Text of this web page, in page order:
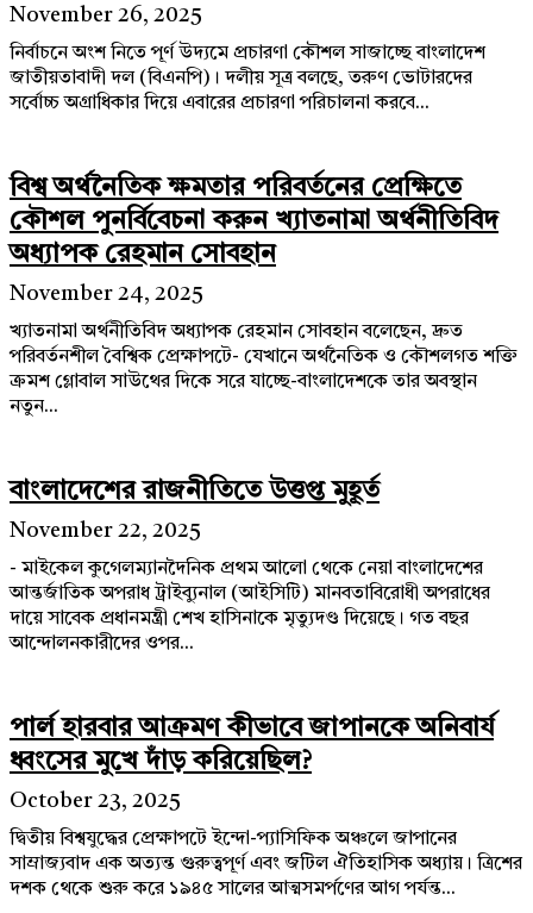
November 26, 2025
নির্বাচনে অংশ নিতে পূর্ণ উদ্যমে প্রচারণা কৌশল সাজাচ্ছে বাংলাদেশ
জাতীয়তাবাদী দল (বিএনপি)। দলীয় সূত্র বলছে, তরুণ ভোটারদের
সর্বোচ্চ অগ্রাধিকার দিয়ে এবারের প্রচারণা পরিচালনা করবে...
বিশ্ব অর্থনৈতিক ক্ষমতার পরিবর্তনের প্রেক্ষিতে
কৌশল পুনর্বিবেচনা করুন খ্যাতনামা অর্থনীতিবিদ
অধ্যাপক রেহমান সোবহান
November 24, 2025
খ্যাতনামা অর্থনীতিবিদ অধ্যাপক রেহমান সোবহান বলেছেন, দ্রুত
পরিবর্তনশীল বৈশ্বিক প্রেক্ষাপটে- যেখানে অর্থনৈতিক ও কৌশলগত শক্তি
ক্রমশ গ্লোবাল সাউথের দিকে সরে যাচ্ছে-বাংলাদেশকে তার অবস্থান
নতুন...
বাংলাদেশের রাজনীতিতে উত্তপ্ত মুহূর্ত
November 22, 2025
- মাইকেল কুগেলম্যানদৈনিক প্রথম আলো থেকে নেয়া বাংলাদেশের
আন্তর্জাতিক অপরাধ ট্রাইব্যুনাল (আইসিটি) মানবতাবিরোধী অপরাধের
দায়ে সাবেক প্রধানমন্ত্রী শেখ হাসিনাকে মৃত্যুদণ্ড দিয়েছে। গত বছর
আন্দোলনকারীদের ওপর...
পার্ল হারবার আক্রমণ কীভাবে জাপানকে অনিবার্য
ধ্বংসের মুখে দাঁড় করিয়েছিল?
October 23, 2025
দ্বিতীয় বিশ্বযুদ্ধের প্রেক্ষাপটে ইন্দো-প্যাসিফিক অঞ্চলে জাপানের
সাম্রাজ্যবাদ এক অত্যন্ত গুরুত্বপূর্ণ এবং জটিল ঐতিহাসিক অধ্যায়। ত্রিশের
দশক থেকে শুরু করে ১৯৪৫ সালের আত্মসমর্পণের আগ পর্যন্ত...